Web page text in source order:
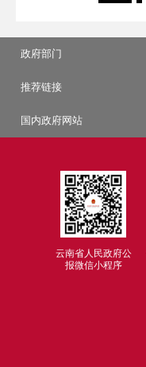
政府部门
推荐链接
国内政府网站
云南省人民政府公
报微信小程序